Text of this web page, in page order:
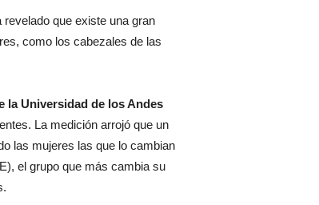
que existe una gran
como los cabezales de las
la Universidad de los Andes
La medición arrojó que un
las mujeres las que lo cambian
el grupo que más cambia su